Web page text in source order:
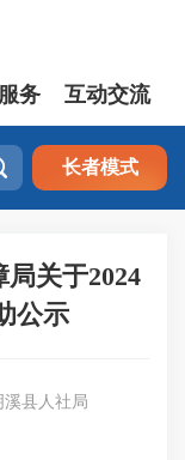
务 互动交流
长者模式
关于2024
公示
溪县人社局